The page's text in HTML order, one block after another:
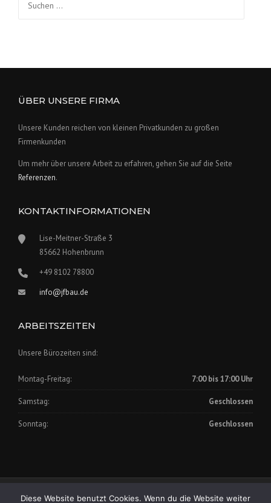
nach:
ÜBER UNSERE FIRMA
Unsere Kunden reichen von kleinen Privatkunden zu großen
Firmenkunden
Um mehr über unsere Arbeit zu erfahren, gehen Sie auf die Seite
Referenzen.
KONTAKTINFORMATIONEN
Lise-Meitner-Straße 3
85662 Hohenbrunn
+49 8102 78800
info@jfbau.de
ARBEITSZEITEN
Unsere Bürozeiten sind:
Montag-Freitag: 7:00 bis 17:00 Uhr
Samstag: Geschlossen
Sonntag: Geschlossen
Impressum|Datenschutz
Diese Website benutzt Cookies. Wenn du die Website weiter